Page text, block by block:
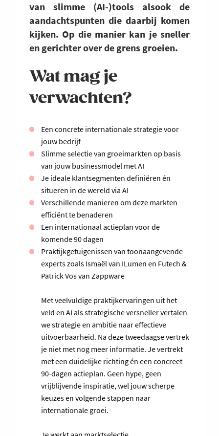
van slimme (AI-)tools alsook de
aandachtspunten die daarbij komen
kijken. Op die manier kan je sneller
en gerichter over de grens groeien.
Wat mag je
verwachten?
Een concrete internationale strategie voor
jouw bedrijf
Slimme selectie van groeimarkten op basis
van jouw businessmodel met AI
Je ideale klantsegmenten definiëren én
situeren in de wereld via AI
Verschillende manieren om deze markten
efficiënt te benaderen
Een internationaal actieplan voor de
komende 90 dagen
Praktijkgetuigenissen van toonaangevende
experts zoals Ismaël van ILumen en Futech &
Patrick Vos van Zappware
Met veelvuldige praktijkervaringen uit het
veld en AI als strategische versneller vertalen
we strategie en ambitie naar effectieve
uitvoerbaarheid. Na deze tweedaagse vertrek
je niet met nog meer informatie. Je vertrekt
met een duidelijke richting én een concreet
90-dagen actieplan. Geen hype, geen
vrijblijvende inspiratie, wel jouw scherpe
keuzes en volgende stappen naar
internationale groei.